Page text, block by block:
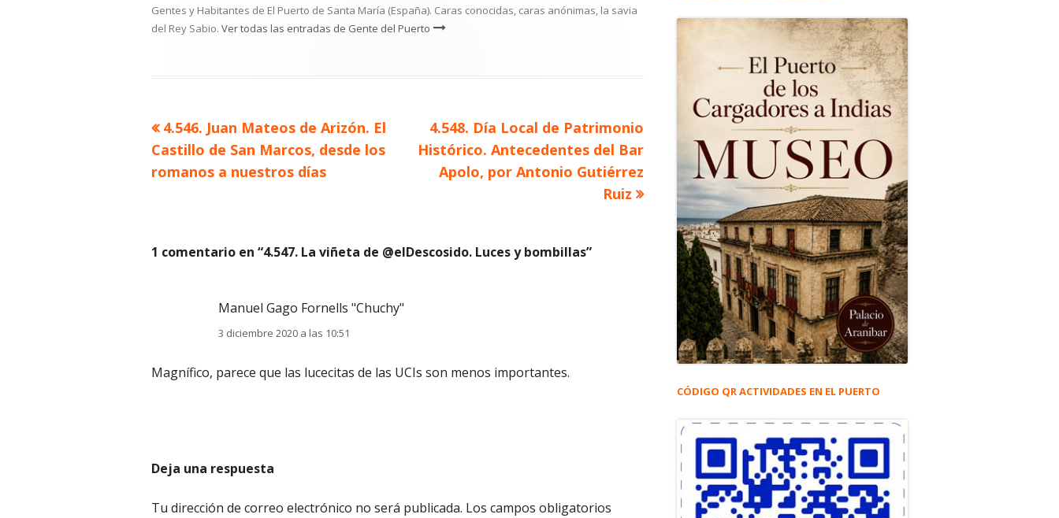
Gentes y Habitantes de El Puerto de Santa María (España). Caras conocidas, caras anónimas, la savia
del Rey Sabio. Ver todas las entradas de Gente del Puerto
Navegación
de
Artículo
anterior
4.546. Juan Mateos de Arizón. El
Castillo de San Marcos, desde los
romanos a nuestros días
Artículo
siguiente
4.548. Día Local de Patrimonio
Histórico. Antecedentes del Bar
Apolo, por Antonio Gutiérrez
Ruiz
1 comentario en “4.547. La viñeta de @elDescosido. Luces y bombillas”
Manuel Gago Fornells "Chuchy"
3 diciembre 2020 a las 10:51
Magnífico, parece que las lucecitas de las UCIs son menos importantes.
Deja una respuesta
Tu dirección de correo electrónico no será publicada. Los campos obligatorios
CÓDIGO QR ACTIVIDADES EN EL PUERTO